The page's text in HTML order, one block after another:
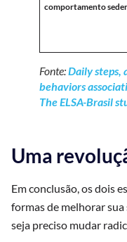
comportamento
Fonte:Daily steps,
behaviors
The ELSA-Brasil
Uma
Em conclusão, os dois
formas de melhorar sua
seja preciso mudar